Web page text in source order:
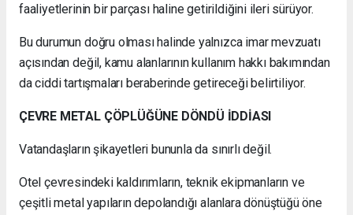
faaliyetlerinin bir parçası haline getirildiğini ileri sürüyor.
Bu durumun doğru olması halinde yalnızca imar mevzuatı
açısından değil, kamu alanlarının kullanım hakkı bakımından
da ciddi tartışmaları beraberinde getireceği belirtiliyor.
ÇEVRE METAL ÇÖPLÜĞÜNE DÖNDÜ İDDİASI
Vatandaşların şikayetleri bununla da sınırlı değil.
Otel çevresindeki kaldırımların, teknik ekipmanların ve
çeşitli metal yapıların depolandığı alanlara dönüştüğü öne